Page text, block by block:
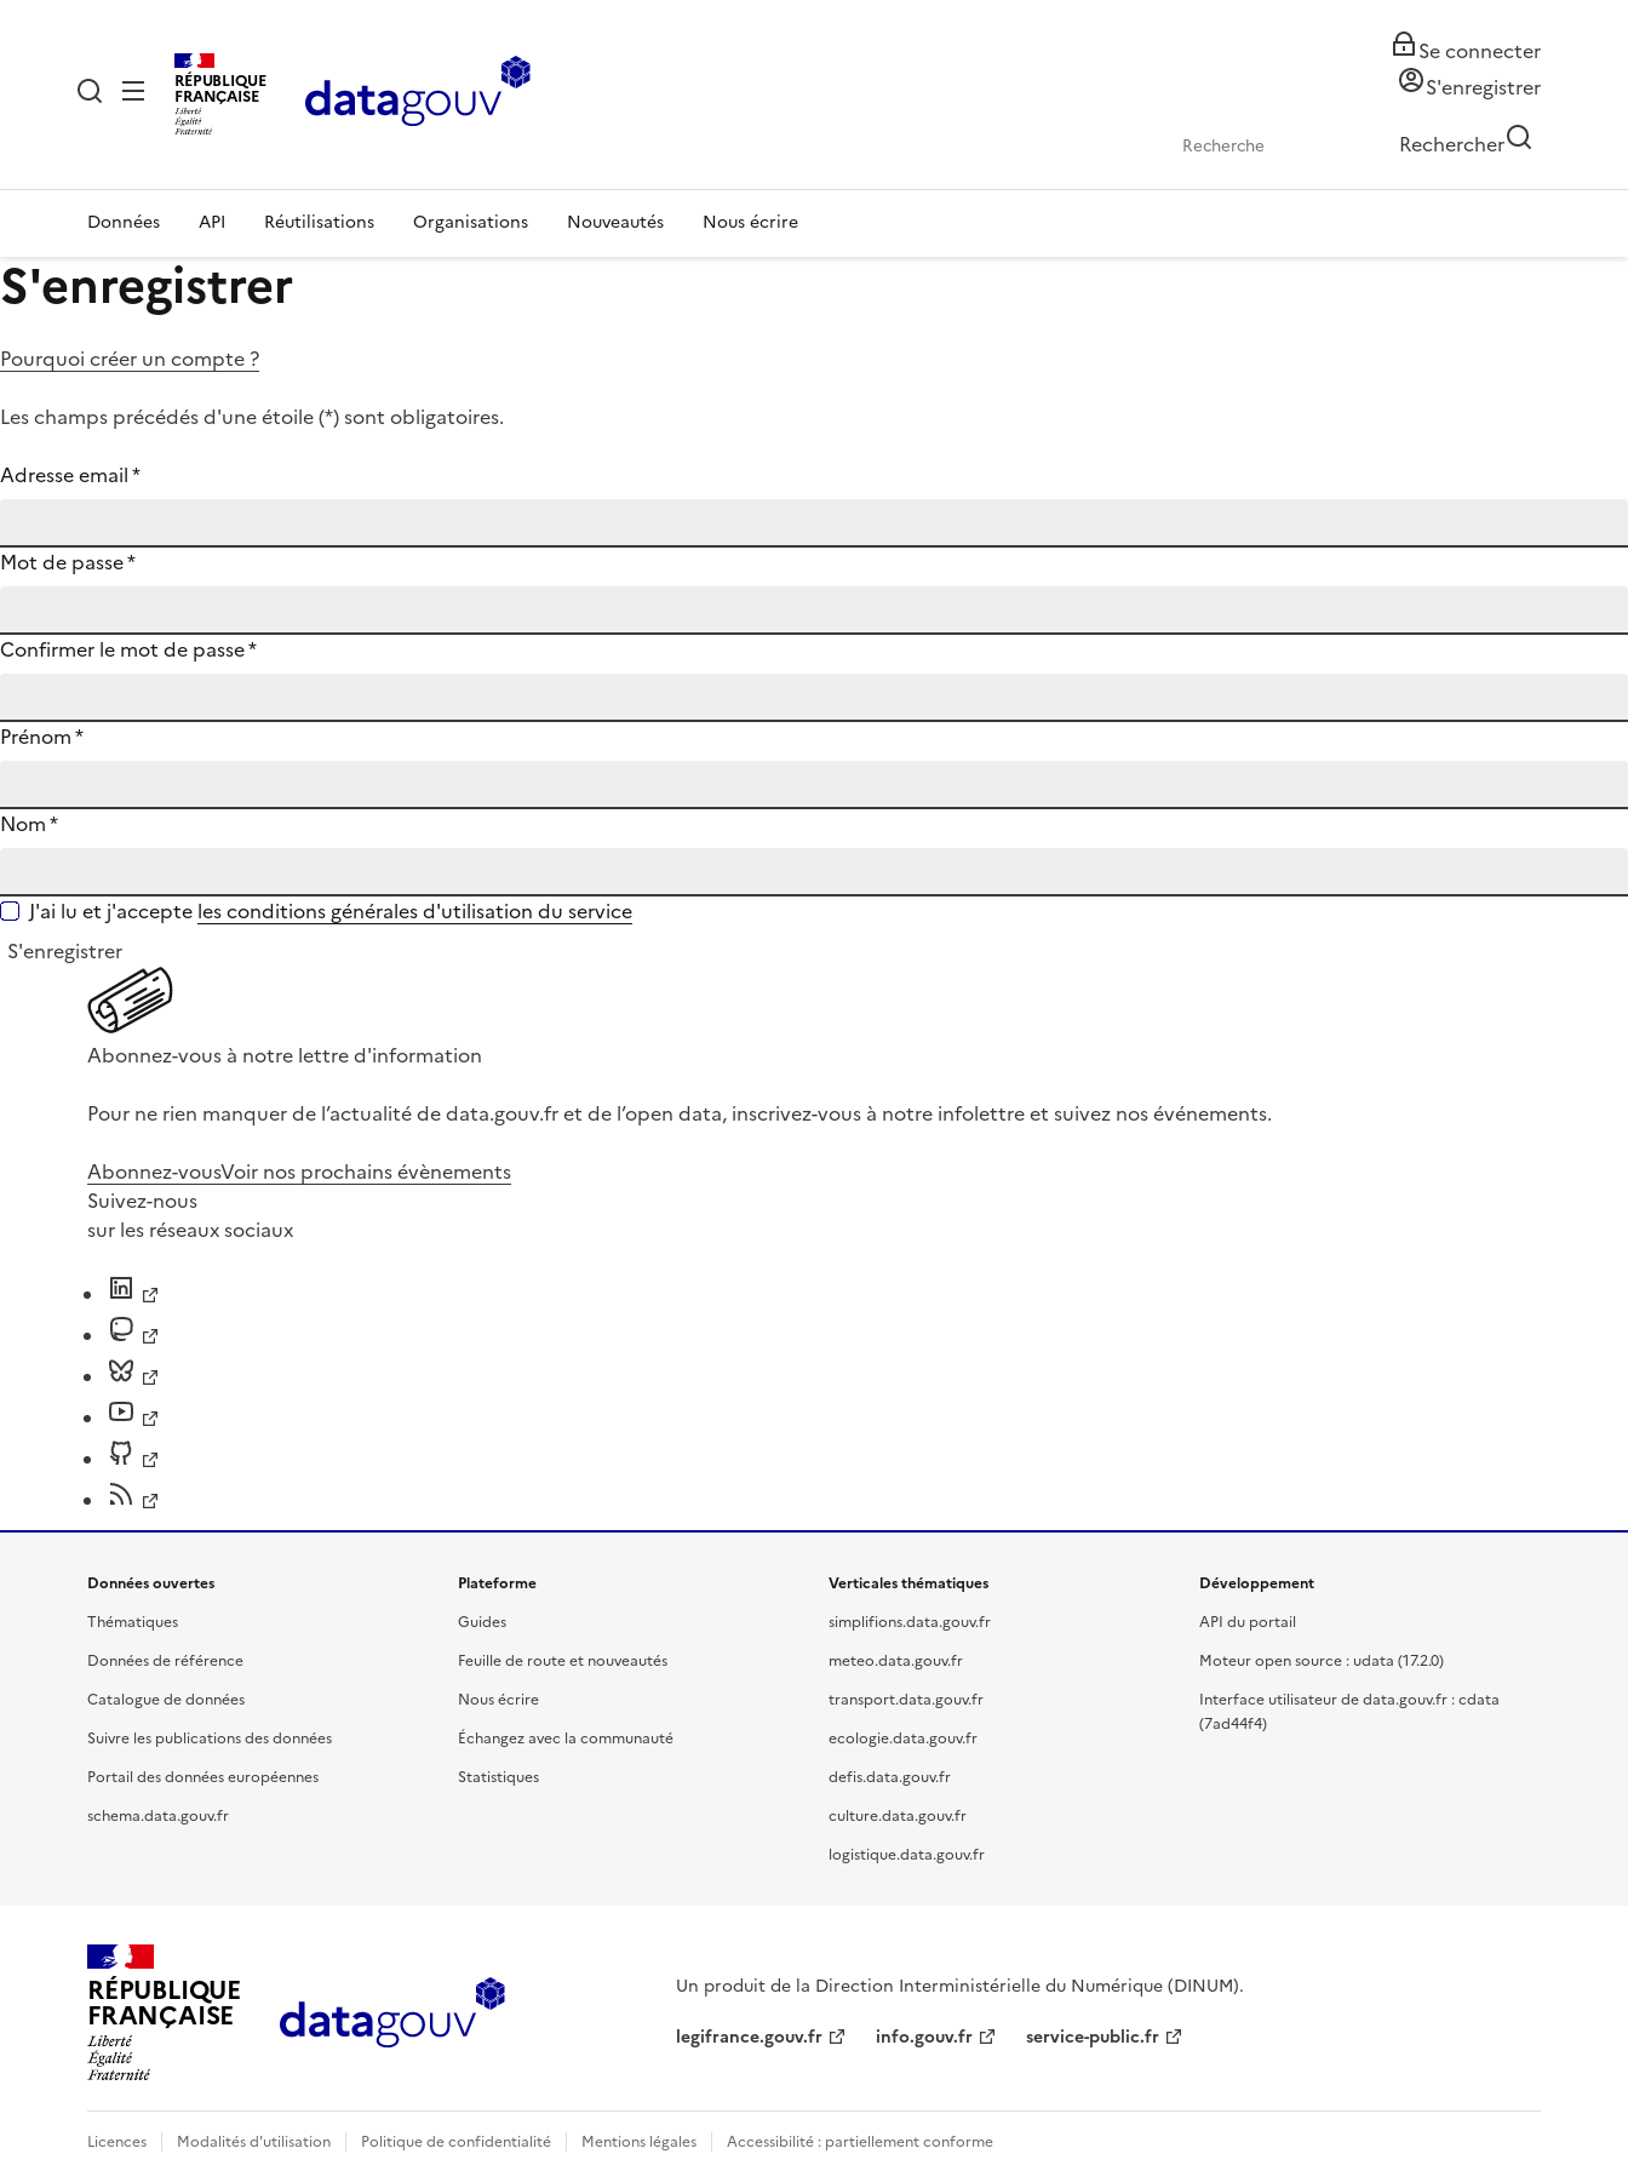
RÉPUBLIQUE
FRANÇAISE
Se connecter
S'enregistrer
Rechercher
Données API Réutilisations Organisations Nouveautés Nous écrire
S'enregistrer
Pourquoi créer un compte ?
Les champs précédés d'une étoile (*) sont obligatoires.
Adresse email*
Mot de passe*
Confirmer le mot de passe*
Prénom*
Nom*
J'ai lu et j'accepte les conditions générales d'utilisation du service
S'enregistrer
Abonnez-vous à notre lettre d'information
Pour ne rien manquer de l’actualité de data.gouv.fr et de l’open data, inscrivez-vous à notre infolettre et suivez nos événements.
Abonnez-vousVoir nos prochains évènements
Suivez-nous
sur les réseaux sociaux
Données ouvertes
Thématiques
Données de référence
Catalogue de données
Suivre les publications des données
Portail des données européennes
schema.data.gouv.fr
Plateforme
Guides
Feuille de route et nouveautés
Nous écrire
Échangez avec la communauté
Statistiques
Verticales thématiques
simplifions.data.gouv.fr
meteo.data.gouv.fr
transport.data.gouv.fr
ecologie.data.gouv.fr
defis.data.gouv.fr
culture.data.gouv.fr
logistique.data.gouv.fr
Développement
API du portail
Moteur open source : udata (17.2.0)
Interface utilisateur de data.gouv.fr : cdata
(7ad44f4)
RÉPUBLIQUE
FRANÇAISE
Un produit de la Direction Interministérielle du Numérique (DINUM).
legifrance.gouv.fr
info.gouv.fr service-public.fr
Licences Modalités d'utilisation Politique de confidentialité Mentions légales Accessibilité : partiellement conforme